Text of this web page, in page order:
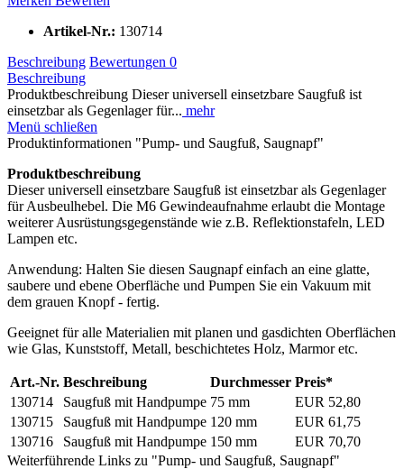
Artikel-Nr.: 130714
Beschreibung Bewertungen 0
Beschreibung
Produktbeschreibung Dieser universell einsetzbare Saugfuß ist
einsetzbar als Gegenlager für... mehr
Menü schließen
Produktinformationen "Pump- und Saugfuß, Saugnapf"
Produktbeschreibung
Dieser universell einsetzbare Saugfuß ist einsetzbar als Gegenlager
für Ausbeulhebel. Die M6 Gewindeaufnahme erlaubt die Montage
weiterer Ausrüstungsgegenstände wie z.B. Reflektionstafeln, LED
Lampen etc.
Anwendung: Halten Sie diesen Saugnapf einfach an eine glatte,
saubere und ebene Oberfläche und Pumpen Sie ein Vakuum mit
dem grauen Knopf - fertig.
Geeignet für alle Materialien mit planen und gasdichten Oberflächen
wie Glas, Kunststoff, Metall, beschichtetes Holz, Marmor etc.
Art.-Nr. Beschreibung Durchmesser Preis*
130714
Saugfuß mit Handpumpe 75 mm
EUR 52,80
130715
Saugfuß mit Handpumpe 120 mm
EUR 61,75
130716
Saugfuß mit Handpumpe 150 mm
EUR 70,70
Weiterführende Links zu "Pump- und Saugfuß, Saugnapf"